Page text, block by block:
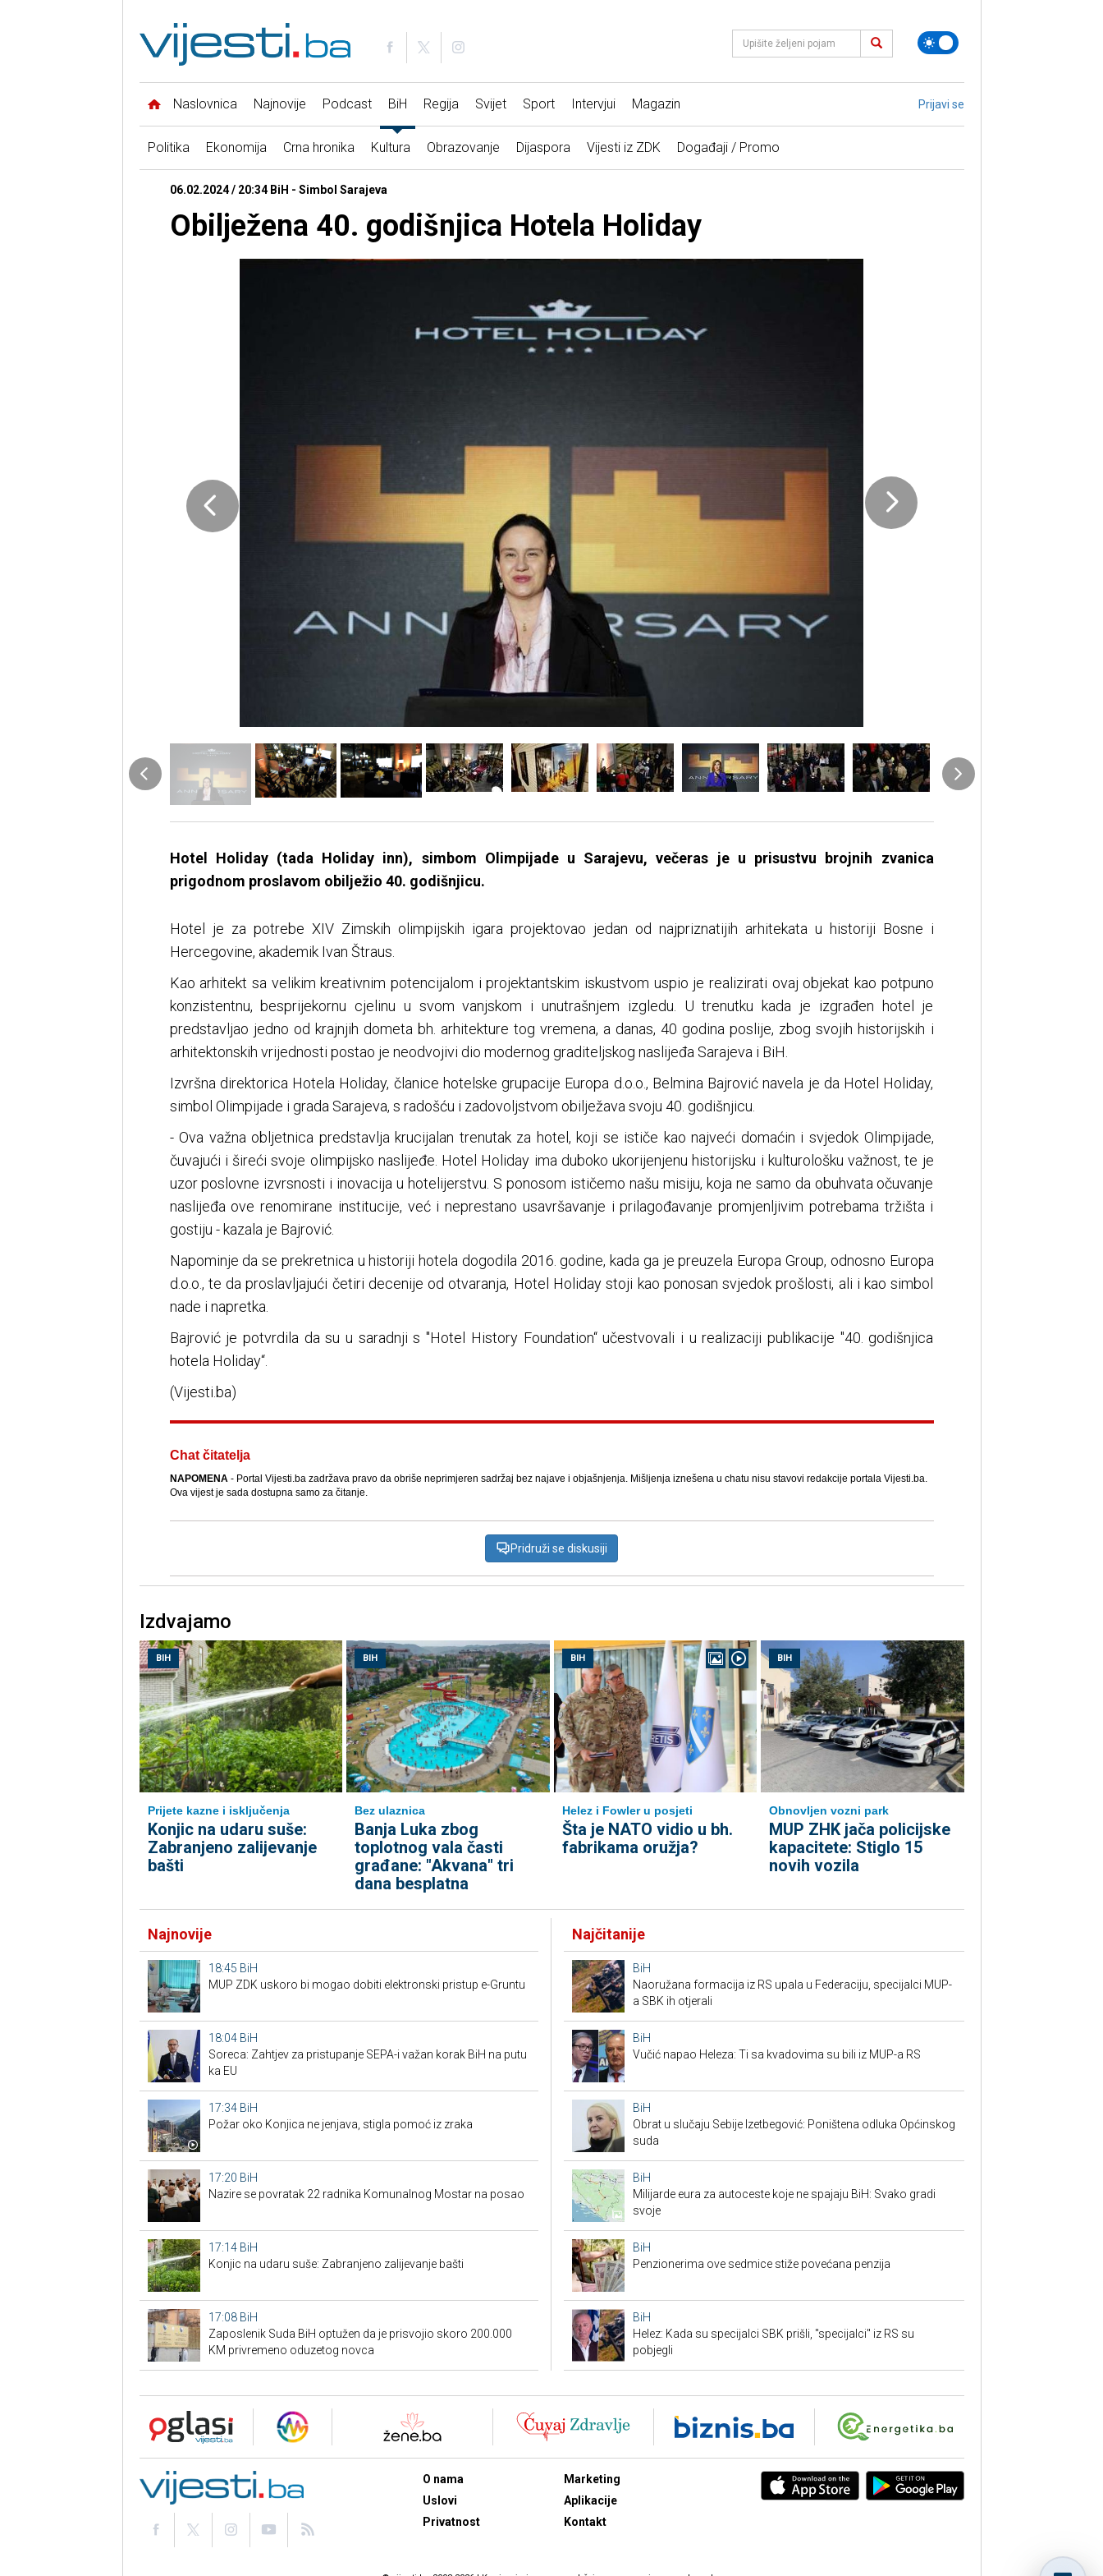
Naslovnica Najnovije Podcast BiH Regija Svijet Sport Intervjui Magazin Prijavi se
Politika Ekonomija Crna hronika Kultura Obrazovanje Dijaspora Vijesti iz ZDK Događaji / Promo
06.02.2024 / 20:34 BiH - Simbol Sarajeva
Obilježena 40. godišnjica Hotela Holiday
Hotel Holiday (tada Holiday inn), simbom Olimpijade u Sarajevu, večeras je u prisustvu brojnih zvanica
prigodnom proslavom obilježio 40. godišnjicu.
Hotel je za potrebe XIV Zimskih olimpijskih igara projektovao jedan od najpriznatijih arhitekata u historiji Bosne i
Hercegovine, akademik Ivan Štraus.
Kao arhitekt sa velikim kreativnim potencijalom i projektantskim iskustvom uspio je realizirati ovaj objekat kao potpuno
konzistentnu, besprijekornu cjelinu u svom vanjskom i unutrašnjem izgledu. U trenutku kada je izgrađen hotel je
predstavljao jedno od krajnjih dometa bh. arhitekture tog vremena, a danas, 40 godina poslije, zbog svojih historijskih i
arhitektonskih vrijednosti postao je neodvojivi dio modernog graditeljskog naslijeđa Sarajeva i BiH.
Izvršna direktorica Hotela Holiday, članice hotelske grupacije Europa d.o.o., Belmina Bajrović navela je da Hotel Holiday,
simbol Olimpijade i grada Sarajeva, s radošću i zadovoljstvom obilježava svoju 40. godišnjicu.
- Ova važna obljetnica predstavlja krucijalan trenutak za hotel, koji se ističe kao najveći domaćin i svjedok Olimpijade,
čuvajući i šireći svoje olimpijsko naslijeđe. Hotel Holiday ima duboko ukorijenjenu historijsku i kulturološku važnost, te je
uzor poslovne izvrsnosti i inovacija u hotelijerstvu. S ponosom ističemo našu misiju, koja ne samo da obuhvata očuvanje
naslijeđa ove renomirane institucije, već i neprestano usavršavanje i prilagođavanje promjenljivim potrebama tržišta i
gostiju - kazala je Bajrović.
Napominje da se prekretnica u historiji hotela dogodila 2016. godine, kada ga je preuzela Europa Group, odnosno Europa
d.o.o., te da proslavljajući četiri decenije od otvaranja, Hotel Holiday stoji kao ponosan svjedok prošlosti, ali i kao simbol
nade i napretka.
Bajrović je potvrdila da su u saradnji s "Hotel History Foundation“ učestvovali i u realizaciji publikacije "40. godišnjica
hotela Holiday“.
(Vijesti.ba)
Chat čitatelja
NAPOMENA - Portal Vijesti.ba zadržava pravo da obriše neprimjeren sadržaj bez najave i objašnjenja. Mišljenja iznešena u chatu nisu stavovi redakcije portala Vijesti.ba.
Ova vijest je sada dostupna samo za čitanje.
Pridruži se diskusiji
Izdvajamo
BIH
Prijete kazne i isključenja
Konjic na udaru suše:
Zabranjeno zalijevanje
bašti
BIH
Bez ulaznica
Banja Luka zbog
toplotnog vala časti
građane: "Akvana" tri
dana besplatna
BIH
Helez i Fowler u posjeti
Šta je NATO vidio u bh.
fabrikama oružja?
BIH
Obnovljen vozni park
MUP ZHK jača policijske
kapacitete: Stiglo 15
novih vozila
Najnovije
18:45 BiH
MUP ZDK uskoro bi mogao dobiti elektronski pristup e-Gruntu
18:04 BiH
Soreca: Zahtjev za pristupanje SEPA-i važan korak BiH na putu
ka EU
17:34 BiH
Požar oko Konjica ne jenjava, stigla pomoć iz zraka
17:20 BiH
Nazire se povratak 22 radnika Komunalnog Mostar na posao
17:14 BiH
Konjic na udaru suše: Zabranjeno zalijevanje bašti
17:08 BiH
Zaposlenik Suda BiH optužen da je prisvojio skoro 200.000
KM privremeno oduzetog novca
Najčitanije
BiH
Naoružana formacija iz RS upala u Federaciju, specijalci MUP-
a SBK ih otjerali
BiH
Vučić napao Heleza: Ti sa kvadovima su bili iz MUP-a RS
BiH
Obrat u slučaju Sebije Izetbegović: Poništena odluka Općinskog
suda
BiH
Milijarde eura za autoceste koje ne spajaju BiH: Svako gradi
svoje
BiH
Penzionerima ove sedmice stiže povećana penzija
BiH
Helez: Kada su specijalci SBK prišli, "specijalci" iz RS su
pobjegli
O nama
Uslovi
Privatnost
Marketing
Aplikacije
Kontakt